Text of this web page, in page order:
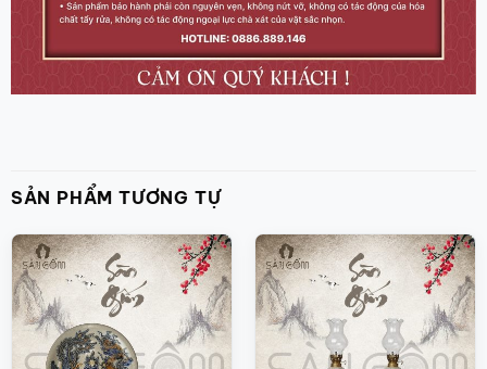
SẢN PHẨM TƯƠNG TỰ